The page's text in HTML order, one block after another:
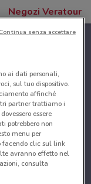
Negozi Veratour
ai dati personali,
sul tuo dispositivo.
affinché
partner trattiamo i
essere
potrebbero non
menu per
facendo clic sul link
avranno effetto nel
consulta
Continua senza accettare